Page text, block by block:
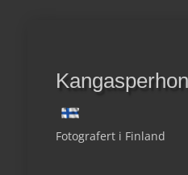
Fotografert i Finland